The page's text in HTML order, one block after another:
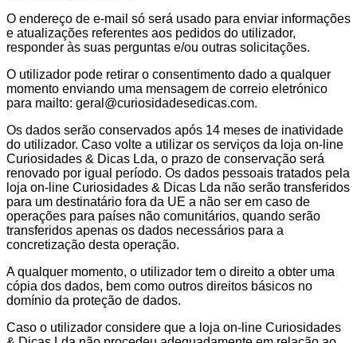
O endereço de e-mail só será usado para enviar informações
e atualizações referentes aos pedidos do utilizador,
responder às suas perguntas e/ou outras solicitações.
O utilizador pode retirar o consentimento dado a qualquer
momento enviando uma mensagem de correio eletrónico
para mailto: geral@curiosidadesedicas.com.
Os dados serão conservados após 14 meses de inatividade
do utilizador. Caso volte a utilizar os serviços da loja on-line
Curiosidades & Dicas Lda, o prazo de conservação será
renovado por igual período. Os dados pessoais tratados pela
loja on-line Curiosidades & Dicas Lda não serão transferidos
para um destinatário fora da UE a não ser em caso de
operações para países não comunitários, quando serão
transferidos apenas os dados necessários para a
concretização desta operação.
A qualquer momento, o utilizador tem o direito a obter uma
cópia dos dados, bem como outros direitos básicos no
domínio da proteção de dados.
Caso o utilizador considere que a loja on-line Curiosidades